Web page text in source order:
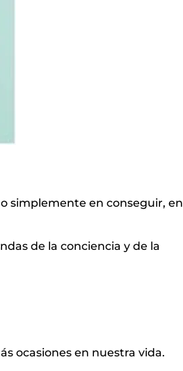
simplemente en conseguir, en
de la conciencia y de la
ocasiones en nuestra vida.